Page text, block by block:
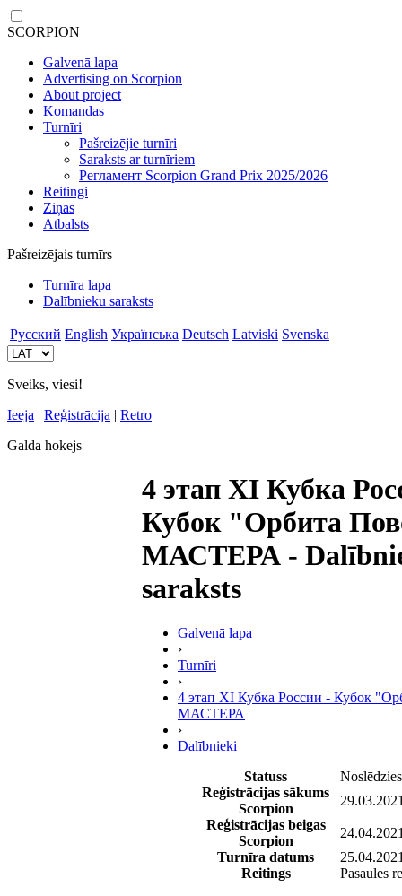
SCORPION
Galvenā lapa
Advertising on Scorpion
About project
Komandas
Turnīri
Pašreizējie turnīri
Saraksts ar turnīriem
Регламент Scorpion Grand Prix 2025/2026
Reitingi
Ziņas
Atbalsts
Pašreizējais turnīrs
Turnīra lapa
Dalībnieku saraksts
Русский English Українська Deutsch Latviski Svenska
Sveiks, viesi!
Ieeja | Reģistrācija | Retro
Galda hokejs
4 этап XI Кубка
Кубок "Орбита
МАСТЕРА -
saraksts
Galvenā lapa
›
Turnīri
›
4 этап XI Кубка России - Кубок
МАСТЕРА
›
Dalībnieki
Statuss
Noslēdzies
Reģistrācijas sākums
Scorpion
Reģistrācijas beigas
Scorpion
Turnīra datums
Reitings
Pasaules